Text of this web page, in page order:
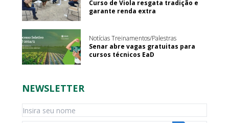
Curso de Viola resgata tradição e
garante renda extra
Notícias Treinamentos/Palestras
Senar abre vagas gratuitas para
cursos técnicos EaD
NEWSLETTER